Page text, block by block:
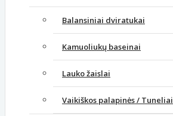
Balansiniai dviratukai
Kamuoliukų baseinai
Lauko žaislai
Vaikiškos palapinės / Tuneliai